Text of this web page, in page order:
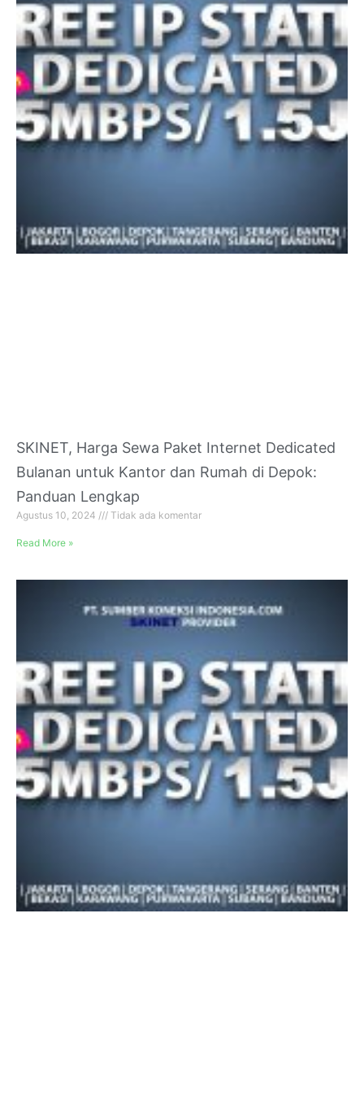
SKINET, Harga Sewa Paket Internet Dedicated
Bulanan untuk Kantor dan Rumah di Depok:
Panduan Lengkap
Agustus 10, 2024 Tidak ada komentar
Read More »